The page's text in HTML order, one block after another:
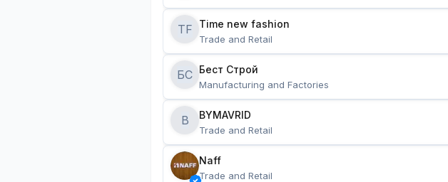
TF Time new fashion
Trade and Retail
БС Бест Строй
Manufacturing and Factories
B BYMAVRID
Trade and Retail
Naff
Trade and Retail